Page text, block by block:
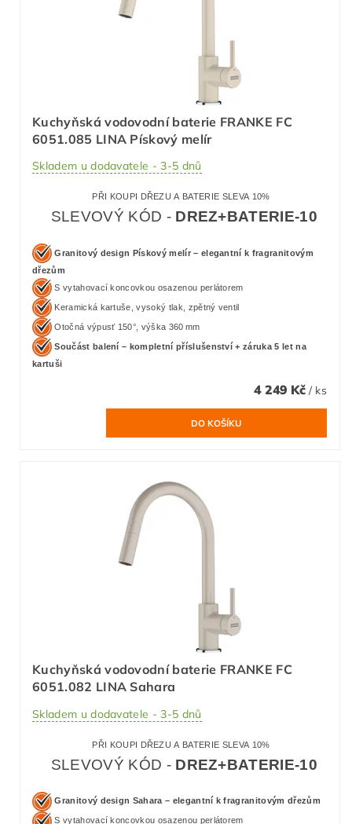
Kuchyňská vodovodní baterie FRANKE FC
6051.085 LINA Pískový melír
Skladem u dodavatele - 3-5 dnů
PŘI KOUPI DŘEZU A BATERIE SLEVA 10%
SLEVOVÝ KÓD - DREZ+BATERIE-10
Granitový design Pískový melír – elegantní k fragranitovým
dřezům
S vytahovací koncovkou osazenou perlátorem
Keramická kartuše, vysoký tlak, zpětný ventil
Otočná výpusť 150°, výška 360 mm
Součást balení – kompletní příslušenství + záruka 5 let na
kartuši
4 249 Kč / ks
Kuchyňská vodovodní baterie FRANKE FC
6051.082 LINA Sahara
Skladem u dodavatele - 3-5 dnů
PŘI KOUPI DŘEZU A BATERIE SLEVA 10%
SLEVOVÝ KÓD - DREZ+BATERIE-10
Granitový design Sahara – elegantní k fragranitovým dřezům
S vytahovací koncovkou osazenou perlátorem